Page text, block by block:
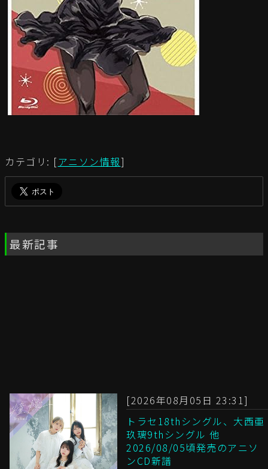
カテゴリ: [アニソン情報]
最新記事
[2026年08月05日 23:31]
トラセ18thシングル、大西亜
玖璃9thシングル 他
2026/08/05頃発売のアニソ
ンCD新譜